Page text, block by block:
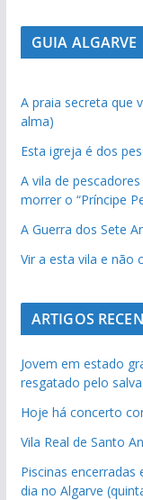
GUIA ALGARVE
A praia secreta que
alma)
Esta igreja é dos
A vila de
morrer o “Príncipe
A Guerra dos Sete
Vir a esta vila e não
ARTIGOS
Jovem em estado
resgatado pelo
Hoje há concerto
Vila Real de Santo
Piscinas
dia no Algarve